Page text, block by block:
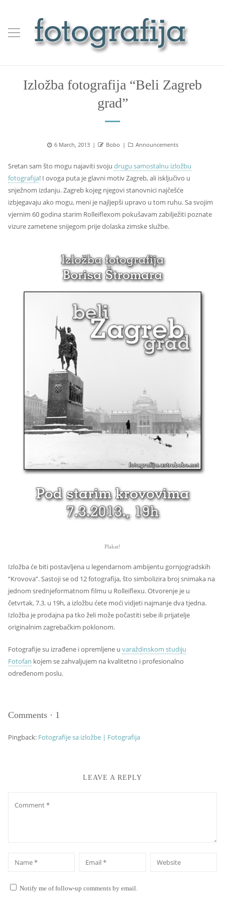
Izložba fotografija “Beli Zagreb
grad”
Posted
6 March, 2013 Author
Bobo Categories
Announcements
Sretan sam što mogu najaviti svoju drugu samostalnu izložbu
fotografija! I ovoga puta je glavni motiv Zagreb, ali isključivo u
snježnom izdanju. Zagreb kojeg njegovi stanovnici najčešće
izbjegavaju ako mogu, meni je najljepši upravo u tom ruhu. Sa svojim
vjernim 60 godina starim Rolleiflexom pokušavam zabilježiti poznate
vizure zametene snijegom prije dolaska zimske službe.
Plakat!
Izložba će biti postavljena u legendarnom ambijentu gornjogradskih
“Krovova”. Sastoji se od 12 fotografija, što simbolizira broj snimaka na
jednom srednjeformatnom filmu u Rolleiflexu. Otvorenje je u
četvrtak, 7.3. u 19h, a izložbu ćete moći vidjeti najmanje dva tjedna.
Izložba je prodajna pa tko želi može počastiti sebe ili prijatelje
originalnim zagrebačkim poklonom.
Fotografije su izrađene i opremljene u varaždinskom studiju
Fotofan kojem se zahvaljujem na kvalitetno i profesionalno
određenom poslu.
Comments · 1
Pingback: Fotografije sa izložbe | Fotografija
LEAVE A REPLY
Notify me of follow-up comments by email.